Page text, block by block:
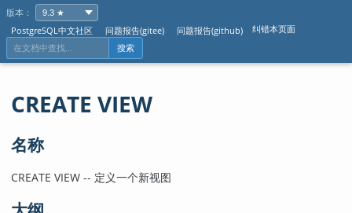
版本：
PostgreSQL中文社区
问题报告(gitee) 问题报告(github) 纠错本页面
搜索
CREATE VIEW
名称
CREATE VIEW -- 定义一个新视图